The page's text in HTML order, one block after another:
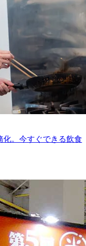
化。今すぐできる飲食